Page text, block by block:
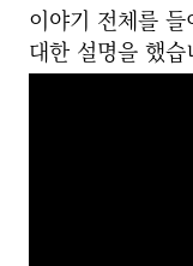
이야기 전체를
대한 설명을 했습